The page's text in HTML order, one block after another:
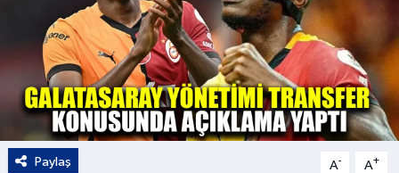
Paylaş A- A+
Yaşam